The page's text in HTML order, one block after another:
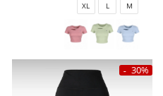
M
L
XL
30%